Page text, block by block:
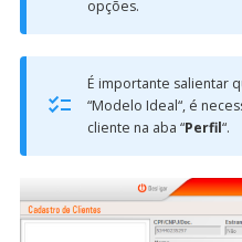
opções.
É importante salientar
“Modelo Ideal“, é
cliente na aba “Perfil“.